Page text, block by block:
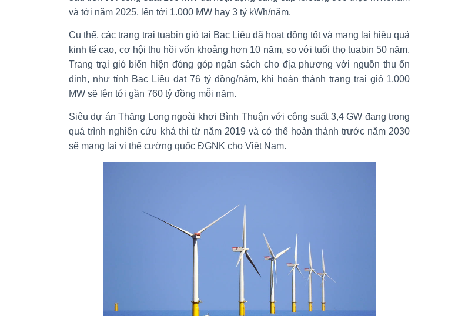
và tới năm 2025, lên tới 1.000 MW hay 3 tỷ kWh/năm.
Cụ thể, các trang trại tuabin gió tại Bạc Liêu đã hoạt động tốt và mang lại hiệu quả
kinh tế cao, cơ hội thu hồi vốn khoảng hơn 10 năm, so với tuổi thọ tuabin 50 năm.
Trang trại gió biển hiện đóng góp ngân sách cho địa phương với nguồn thu ổn
định, như tỉnh Bạc Liêu đạt 76 tỷ đồng/năm, khi hoàn thành trang trại gió 1.000
MW sẽ lên tới gần 760 tỷ đồng mỗi năm.
Siêu dự án Thăng Long ngoài khơi Bình Thuận với công suất 3,4 GW đang trong
quá trình nghiên cứu khả thi từ năm 2019 và có thể hoàn thành trước năm 2030
sẽ mang lại vị thế cường quốc ĐGNK cho Việt Nam.